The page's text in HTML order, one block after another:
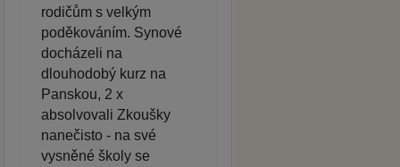
rodičům s velkým
poděkováním. Synové
docházeli na
dlouhodobý kurz na
Panskou, 2 x
absolvovali Zkoušky
nanečisto - na své
vysněné školy se